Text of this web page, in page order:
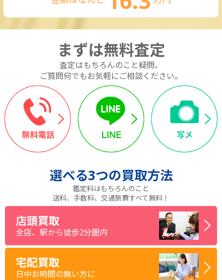
まずは無料査定
査定はもちろんのこと疑問、
ご質問何でもお気軽にご相談ください。
選べる3つの買取方法
鑑定料はもちろんのこと
送料、手数料、交通旅費すべて無料！
店頭買取
全店、駅から徒歩2分圏内
宅配買取
日中お時間の無い方に